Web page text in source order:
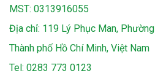
MST: 0313916055
Địa chỉ: 119 Lý Phục Man, Phường
Thành phố Hồ Chí Minh, Việt Nam
Tel: 0283 773 0123